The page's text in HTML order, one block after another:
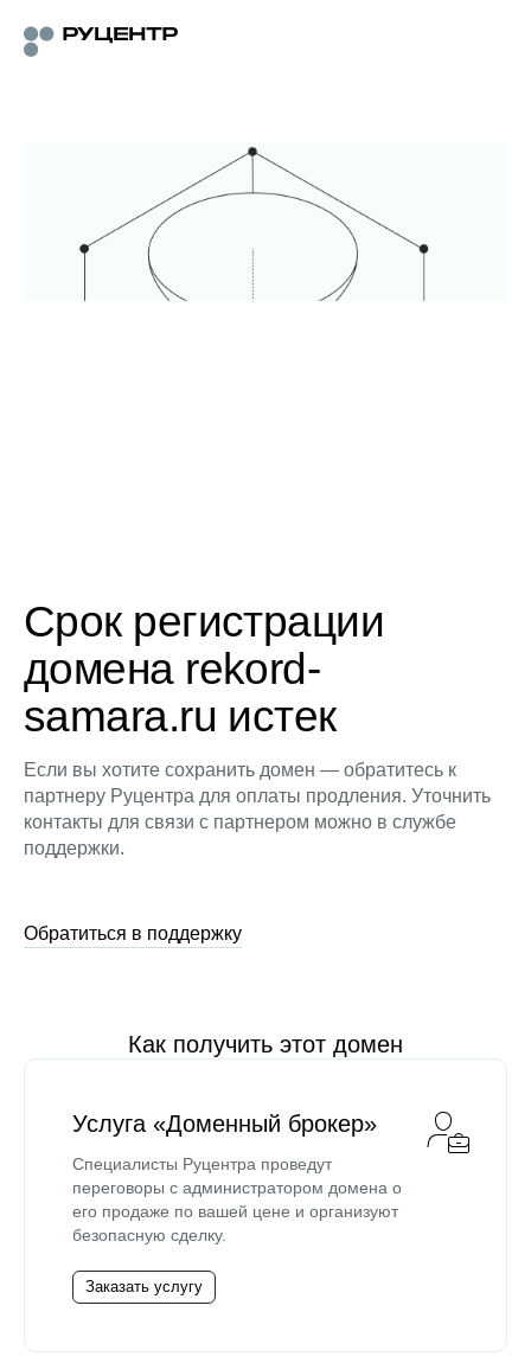
Срок регистрации
домена rekord-
samara.ru истек
Если вы хотите сохранить домен — обратитесь к
партнеру Руцентра для оплаты продления. Уточнить
контакты для связи с партнером можно в службе
поддержки.
Обратиться в поддержку
Как получить этот домен
Услуга «Доменный брокер»
Специалисты Руцентра проведут
переговоры с администратором домена о
его продаже по вашей цене и организуют
безопасную сделку.
Заказать услугу